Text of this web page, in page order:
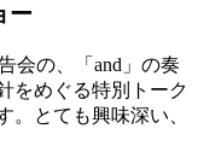
ー
会の、「and」の奏
をめぐる特別トーク
。とても興味深い、